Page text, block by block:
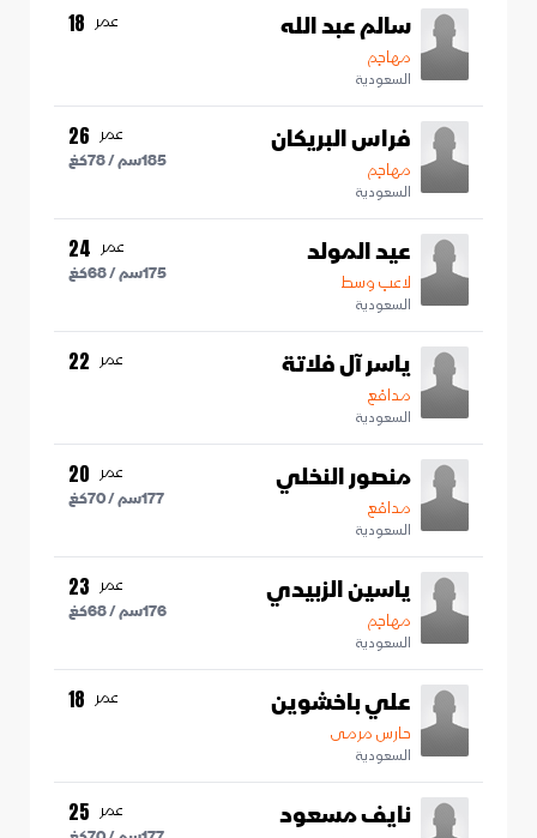
سالم عبد الله
مهاجم
السعودية
عمر 18
فراس البريكان
مهاجم
السعودية
عمر 26
185سم /78كغ
عيد المولد
لاعب وسط
السعودية
عمر 24
175سم /68كغ
ياسر آل فلاتة
مدافع
السعودية
عمر 22
منصور النخلي
مدافع
السعودية
عمر 20
177سم /70كغ
ياسين الزبيدي
مهاجم
السعودية
عمر 23
176سم /68كغ
علي باخشوين
حارس مرمى
السعودية
عمر 18
نايف مسعود عمر 25